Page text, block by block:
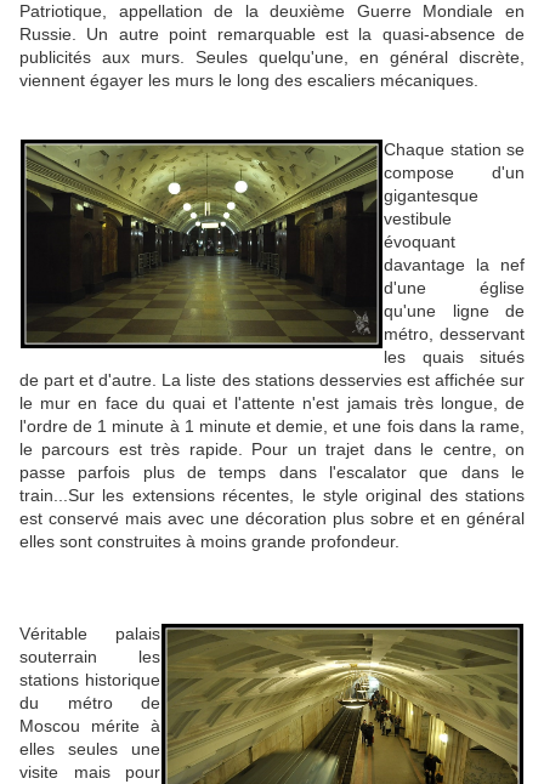
Patriotique, appellation de la deuxième Guerre Mondiale en
Russie. Un autre point remarquable est la quasi-absence de
publicités aux murs. Seules quelqu'une, en général discrète,
viennent égayer les murs le long des escaliers mécaniques.
Chaque station se
compose d'un
gigantesque
vestibule
évoquant
davantage la nef
d'une église
qu'une ligne de
métro, desservant
les quais situés
de part et d'autre. La liste des stations desservies est affichée sur
le mur en face du quai et l'attente n'est jamais très longue, de
l'ordre de 1 minute à 1 minute et demie, et une fois dans la rame,
le parcours est très rapide. Pour un trajet dans le centre, on
passe parfois plus de temps dans l'escalator que dans le
train...Sur les extensions récentes, le style original des stations
est conservé mais avec une décoration plus sobre et en général
elles sont construites à moins grande profondeur.
Véritable palais
souterrain les
stations historique
du métro de
Moscou mérite à
elles seules une
visite mais pour